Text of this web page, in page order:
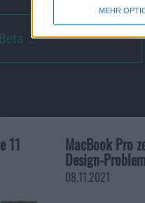
MEHR
…
11 MacBook Pro
Design-
08.11.2021